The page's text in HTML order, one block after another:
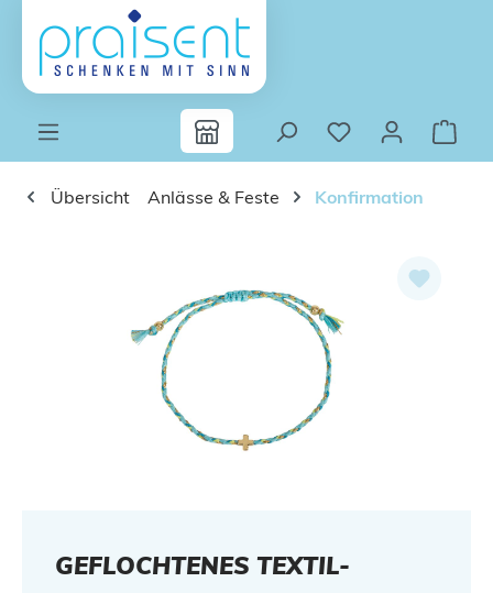
Zum Hauptinhalt springen
Übersicht Anlässe & Feste Konfirmation
GEFLOCHTENES TEXTIL-